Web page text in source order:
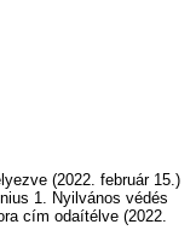
(2022. február 15.)
1. Nyilvános védés
cím odaítélve (2022.